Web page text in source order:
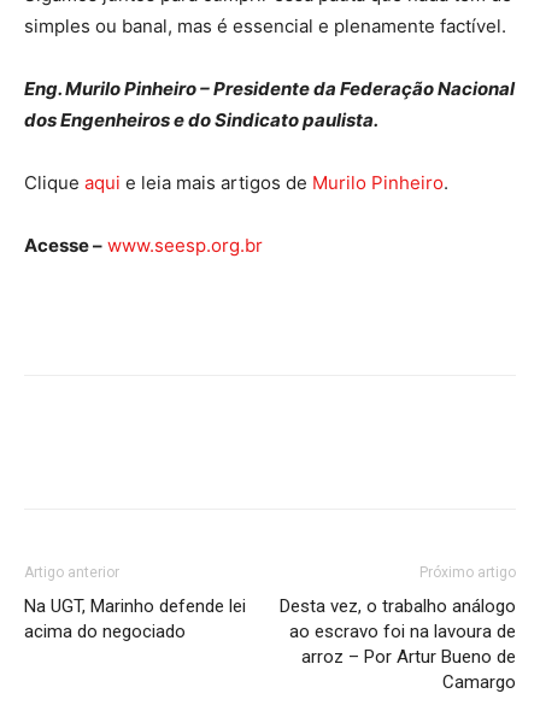
simples ou banal, mas é essencial e plenamente factível.
Eng. Murilo Pinheiro – Presidente da Federação Nacional
dos Engenheiros e do Sindicato paulista.
Clique aqui e leia mais artigos de Murilo Pinheiro.
Acesse – www.seesp.org.br
Artigo anterior
Na UGT, Marinho defende lei
acima do negociado
Próximo artigo
Desta vez, o trabalho análogo
ao escravo foi na lavoura de
arroz – Por Artur Bueno de
Camargo